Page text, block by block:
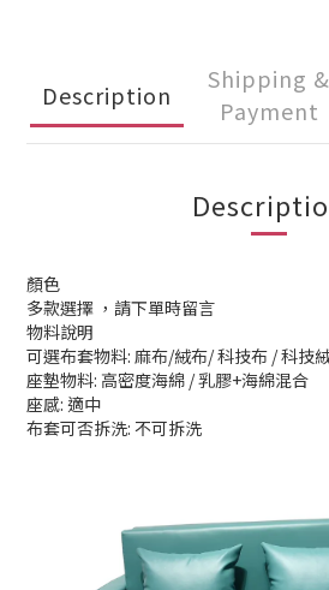
Description
Shipping &
Payment
顏色
多款選擇 ，請下單時留言
物料說明
可選布套物料: 麻布/絨布/ 科技布 / 科技
座墊物料: 高密度海綿 / 乳膠+海綿混合
座感: 適中
布套可否拆洗: 不可拆洗